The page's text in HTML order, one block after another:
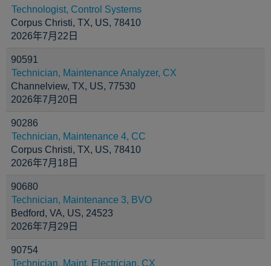
Technologist, Control Systems
Corpus Christi, TX, US, 78410
2026年7月22日
90591
Technician, Maintenance Analyzer, CX
Channelview, TX, US, 77530
2026年7月20日
90286
Technician, Maintenance 4, CC
Corpus Christi, TX, US, 78410
2026年7月18日
90680
Technician, Maintenance 3, BVO
Bedford, VA, US, 24523
2026年7月29日
90754
Technician, Maint. Electrician, CX